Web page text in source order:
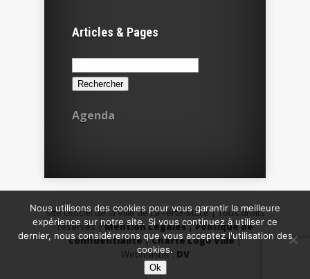
Articles & Pages
Rechercher :
Agenda
Site Officiel de la Ville de La Ferté-Macé | Tous droits
réservés |Mention Légales|Politique de
confidentialité|Charte Logo Ville|
Webmaster : DV
Nous utilisons des cookies pour vous garantir la meilleure
expérience sur notre site. Si vous continuez à utiliser ce
dernier, nous considérerons que vous acceptez l'utilisation des
cookies.
Ok